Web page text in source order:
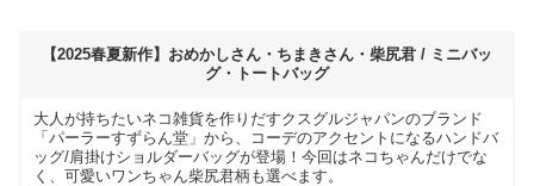
【2025春夏新作】おめかしさん・ちまきさん・柴尻君 / ミニバッ
グ・トートバッグ
大人が持ちたいネコ雑貨を作りだすクスグルジャパンのブランド
「パーラーすずらん堂」から、コーデのアクセントになるハンドバ
ッグ/肩掛けショルダーバッグが登場！今回はネコちゃんだけでな
く、可愛いワンちゃん柴尻君柄も選べます。